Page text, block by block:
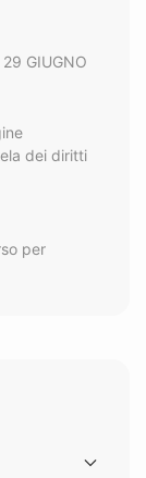
GIUGNO
dei diritti
per